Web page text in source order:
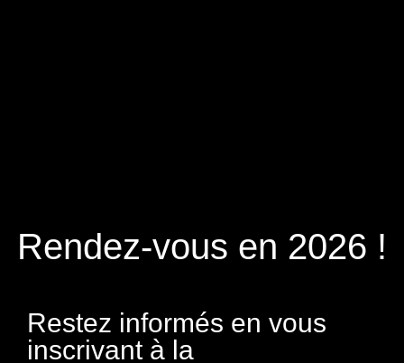
Rendez-vous en 2026 !
Restez informés en vous
inscrivant à la